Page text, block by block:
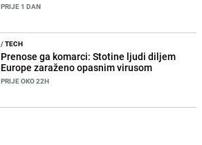
PRIJE 1 DAN
/TECH
Prenose ga komarci: Stotine ljudi diljem
Europe zaraženo opasnim virusom
PRIJE OKO 22H